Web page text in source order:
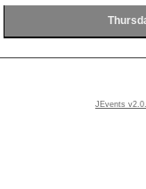
JEvents